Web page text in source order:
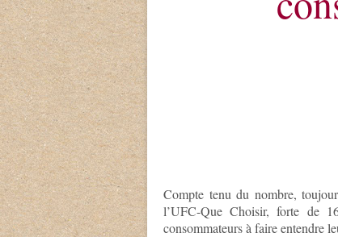
Compte tenu du nombre,
l’UFC-Que Choisir, forte de
consommateurs à faire entendre